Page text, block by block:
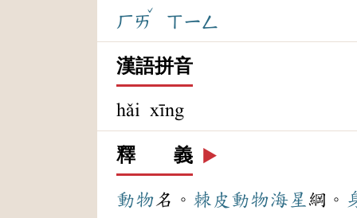
ㄏㄞ
ˇ
ㄒㄧㄥ
漢語拼音
hǎi xīng
釋 義 ▶️
動物名。 棘皮動物海星 綱。